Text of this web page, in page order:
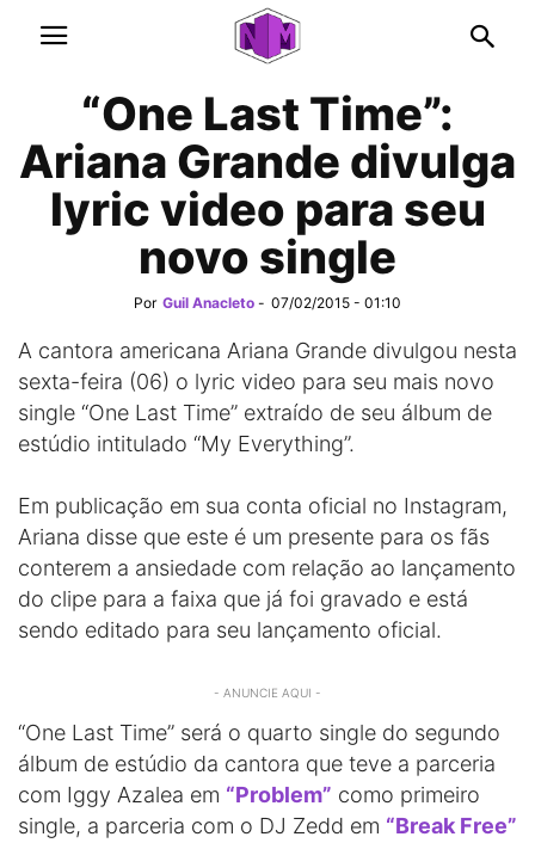
“One Last Time”:
Ariana Grande divulga
lyric video para seu
novo single
Por Guil Anacleto - 07/02/2015 - 01:10
A cantora americana Ariana Grande divulgou nesta
sexta-feira (06) o lyric video para seu mais novo
single “One Last Time” extraído de seu álbum de
estúdio intitulado “My Everything”.
Em publicação em sua conta oficial no Instagram,
Ariana disse que este é um presente para os fãs
conterem a ansiedade com relação ao lançamento
do clipe para a faixa que já foi gravado e está
sendo editado para seu lançamento oficial.
- ANUNCIE AQUI -
“One Last Time” será o quarto single do segundo
álbum de estúdio da cantora que teve a parceria
com Iggy Azalea em “Problem” como primeiro
single, a parceria com o DJ Zedd em “Break Free”